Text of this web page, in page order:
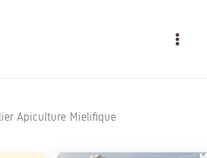
Apiculture Mielifique